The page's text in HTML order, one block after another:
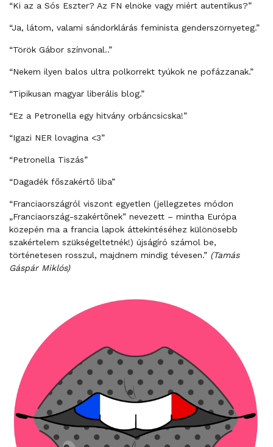
“Ki az a Sós Eszter? Az FN elnöke vagy miért autentikus?”
“Ja, látom, valami sándorklárás feminista genderszörnyeteg.”
“Török Gábor színvonal..”
“Nekem ilyen balos ultra polkorrekt tyúkok ne pofázzanak.”
“Tipikusan magyar liberális blog.”
“Ez a Petronella egy hitvány orbáncsicska!”
“Igazi NER lovagina <3”
“Petronella Tiszás”
“Dagadék főszakértő liba”
“Franciaországról viszont egyetlen (jellegzetes módon
„Franciaország-szakértőnek” nevezett – mintha Európa
közepén ma a francia lapok áttekintéséhez különösebb
szakértelem szükségeltetnék!) újságíró számol be,
történetesen rosszul, majdnem mindig tévesen.” (Tamás
Gáspár Miklós)